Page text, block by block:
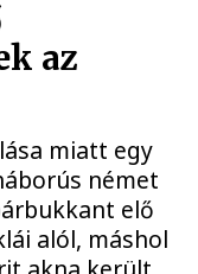
az
miatt egy
német
elő
alól, máshol